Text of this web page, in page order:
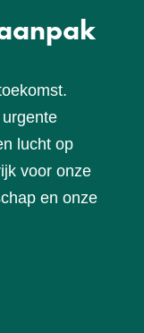
lucht op
voor onze
en onze